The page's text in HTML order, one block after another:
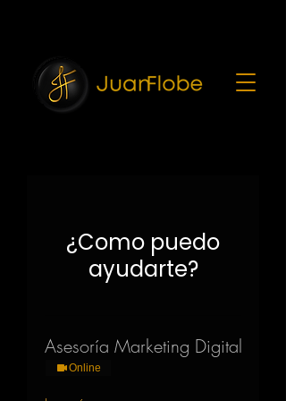
¿Como puedo
ayudarte?
Asesoría Marketing Digital
Online